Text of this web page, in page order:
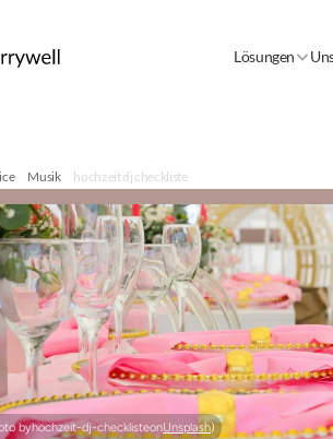
Lösungen
Musik hochzeit dj checkliste
byhochzeit-dj-checklisteonUnsplash)